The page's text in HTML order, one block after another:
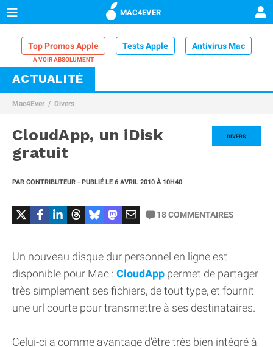
MAC4EVER
Top Promos Apple Tests Apple Antivirus Mac
VPN Mac
Comparatif iPhone
ACTUALITÉ
Mac4Ever Divers
DIVERS
CloudApp, un iDisk
gratuit
PAR CONTRIBUTEUR - PUBLIÉ LE 6 AVRIL 2010 À 10H40
18COMMENTAIRES
Un nouveau disque dur personnel en ligne est
disponible pour Mac : CloudApp permet de partager
très simplement ses fichiers, de tout type, et fournit
une url courte pour transmettre à ses destinataires.
Celui-ci a comme avantage d'être très bien intégré à